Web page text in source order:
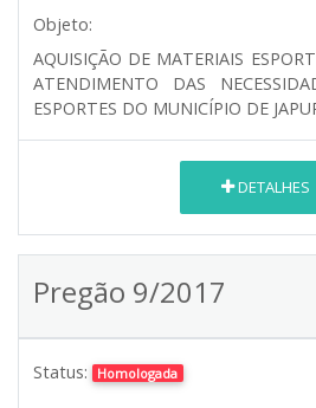
Objeto:
AQUISIÇÃO DE MATERIAIS
ATENDIMENTO DAS
ESPORTES DO MUNICÍPIO DE
DETALHES
Pregão 9/2017
Status: Homologada